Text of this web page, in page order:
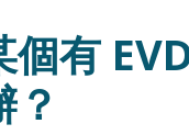
個有